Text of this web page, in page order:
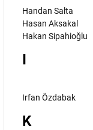
Handan Salta
Hasan Aksakal
Hakan Sipahioğlu
I
Irfan Özdabak
K